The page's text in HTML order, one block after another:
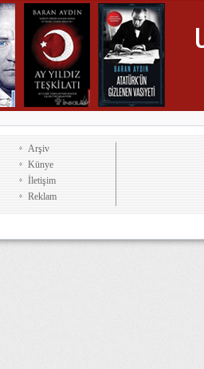
Arşiv
Künye
İletişim
Reklam